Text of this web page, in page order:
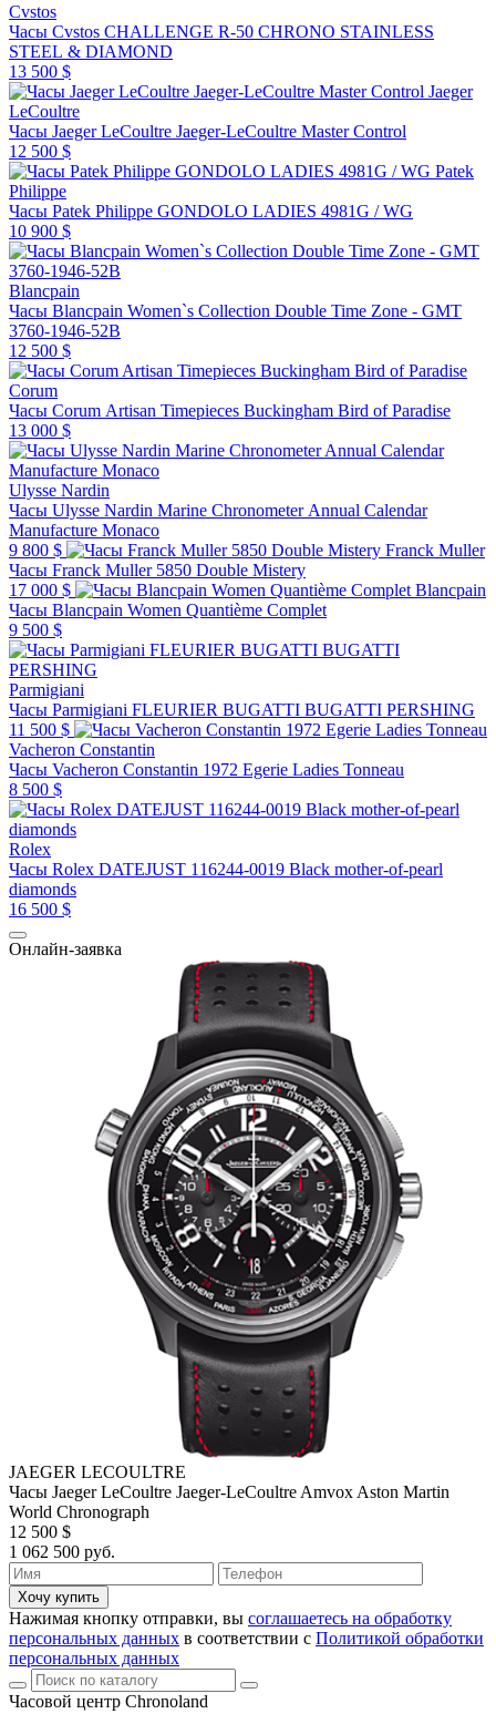
Cvstos
Часы Cvstos CHALLENGE R-50 CHRONO STAINLESS
STEEL & DIAMOND
13 500 $
Jaeger
LeCoultre
Часы Jaeger LeCoultre Jaeger-LeCoultre Master Control
12 500 $
Patek
Philippe
Часы Patek Philippe GONDOLO LADIES 4981G / WG
10 900 $
Blancpain
Часы Blancpain Women`s Collection Double Time Zone - GMT
3760-1946-52B
12 500 $
Corum
Часы Corum Artisan Timepieces Buckingham Bird of Paradise
13 000 $
Ulysse Nardin
Часы Ulysse Nardin Marine Chronometer Annual Calendar
Manufacture Monaco
9 800 $
Franck Muller
Часы Franck Muller 5850 Double Mistery
17 000 $
Blancpain
Часы Blancpain Women Quantième Complet
9 500 $
Parmigiani
Часы Parmigiani FLEURIER BUGATTI BUGATTI PERSHING
11 500 $
Vacheron Constantin
Часы Vacheron Constantin 1972 Egerie Ladies Tonneau
8 500 $
Rolex
Часы Rolex DATEJUST 116244-0019 Black mother-of-pearl
diamonds
16 500 $
Онлайн-заявка
JAEGER LECOULTRE
Часы Jaeger LeCoultre Jaeger-LeCoultre Amvox Aston Martin
World Chronograph
12 500 $
1 062 500 руб.
Хочу купить
Нажимая кнопку отправки, вы соглашаетесь на обработку
персональных данных в соответствии с Политикой обработки
персональных данных
Часовой центр Chronoland